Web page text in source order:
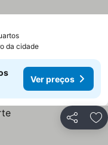
Ver preços
da cidade
Ver preços
Partilhar